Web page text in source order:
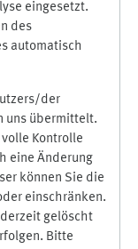
eingesetzt.
des
automatisch
der
uns übermittelt.
Kontrolle
eine Änderung
können Sie die
einschränken.
gelöscht
Bitte